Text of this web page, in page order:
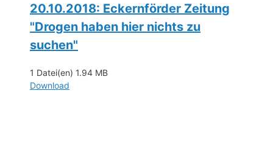
20.10.2018: Eckernförder Zeitung
"Drogen haben hier nichts zu
suchen"
1 Datei(en) 1.94 MB
Download